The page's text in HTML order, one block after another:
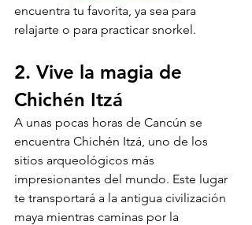
encuentra tu favorita, ya sea para
relajarte o para practicar snorkel.
2. Vive la magia de
Chichén Itzá
A unas pocas horas de Cancún se
encuentra Chichén Itzá, uno de los
sitios arqueológicos más
impresionantes del mundo. Este lugar
te transportará a la antigua civilización
maya mientras caminas por la